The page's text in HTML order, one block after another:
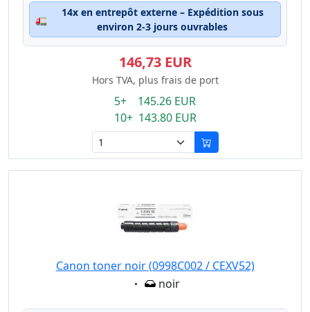
🚛
14x en entrepôt externe – Expédition sous
environ 2-3 jours ouvrables
146,73 EUR
Hors TVA, plus frais de port
5+ 145.26 EUR
10+ 143.80 EUR
Canon toner noir (0998C002 / CEXV52)
Eigenschaft:
noir